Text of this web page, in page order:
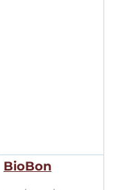
BioBon